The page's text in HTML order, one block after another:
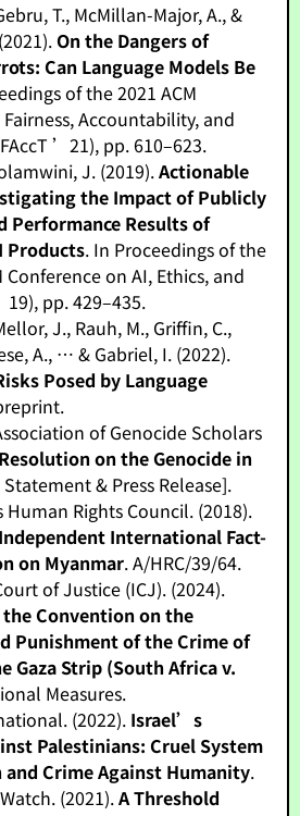
T., McMillan-Major, A., &
On the Dangers of
Can Language Models Be
of the 2021 ACM
Accountability, and
’21), pp. 610–623.
J. (2019).Actionable
the Impact of Publicly
Performance Results of
Products. In Proceedings of the
Conference on AI, Ethics, and
pp. 429–435.
J., Rauh, M., Griffin, C.,
A., … & Gabriel, I. (2022).
Posed by Language
of Genocide Scholars
Resolution on the Genocide in
& Press Release].
Rights Council. (2018).
International Fact-
on Myanmar. A/HRC/39/64.
of Justice (ICJ). (2024).
Convention on the
Punishment of the Crime of
Gaza Strip (South Africa v.
Measures.
(2022). Israel’s
Palestinians: Cruel System
Crime Against Humanity.
(2021).A Threshold